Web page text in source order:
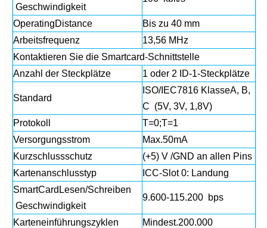
Geschwindigkeit
OperatingDistance
Bis zu 40 mm
Arbeitsfrequenz
13,56 MHz
Kontaktieren Sie die Smartcard-Schnittstelle
Anzahl der Steckplätze
1 oder 2 ID-1-Steckplätze
Standard
ISO/IEC7816 KlasseA, B,
C (5V, 3V, 1,8V)
Protokoll
T=0;T=1
Versorgungsstrom
Max.50mA
Kurzschlussschutz
(+5) V /GND an allen Pins
Kartenanschlusstyp
ICC-Slot 0: Landung
SmartCardLesen/Schreiben
Geschwindigkeit
9.600-115.200 bps
Karteneinführungszyklen
Mindest.200.000